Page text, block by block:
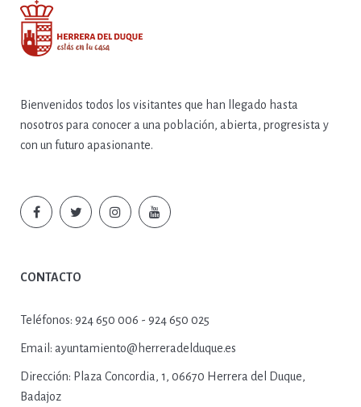
Bienvenidos todos los visitantes que han llegado hasta
nosotros para conocer a una población, abierta, progresista y
con un futuro apasionante.
CONTACTO
Teléfonos: 924 650 006 - 924 650 025
Email: ayuntamiento@herreradelduque.es
Dirección: Plaza Concordia, 1, 06670 Herrera del Duque,
Badajoz